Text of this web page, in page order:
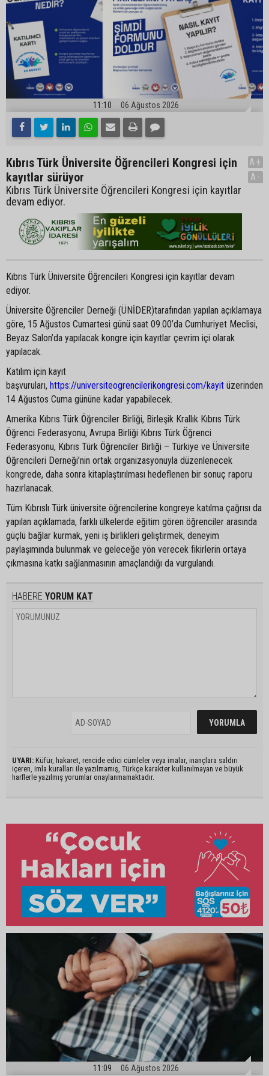
11:10 06 Ağustos 2026
Kıbrıs Türk Üniversite Öğrencileri Kongresi için
kayıtlar sürüyor
Kıbrıs Türk Üniversite Öğrencileri Kongresi için kayıtlar
devam ediyor.
A+
A-
Kıbrıs Türk Üniversite Öğrencileri Kongresi için kayıtlar devam
ediyor.
Üniversite Öğrenciler Derneği (ÜNİDER)tarafından yapılan açıklamaya
göre, 15 Ağustos Cumartesi günü saat 09.00’da Cumhuriyet Meclisi,
Beyaz Salon’da yapılacak kongre için kayıtlar çevrim içi olarak
yapılacak.
Katılım için kayıt
başvuruları, https://universiteogrencilerikongresi.com/kayit üzerinden
14 Ağustos Cuma gününe kadar yapabilecek.
Amerika Kıbrıs Türk Öğrenciler Birliği, Birleşik Krallık Kıbrıs Türk
Öğrenci Federasyonu, Avrupa Birliği Kıbrıs Türk Öğrenci
Federasyonu, Kıbrıs Türk Öğrenciler Birliği – Türkiye ve Üniversite
Öğrencileri Derneği’nin ortak organizasyonuyla düzenlenecek
kongrede, daha sonra kitaplaştırılması hedeflenen bir sonuç raporu
hazırlanacak.
Tüm Kıbrıslı Türk üniversite öğrencilerine kongreye katılma çağrısı da
yapılan açıklamada, farklı ülkelerde eğitim gören öğrenciler arasında
güçlü bağlar kurmak, yeni iş birlikleri geliştirmek, deneyim
paylaşımında bulunmak ve geleceğe yön verecek fikirlerin ortaya
çıkmasına katkı sağlanmasının amaçlandığı da vurgulandı.
HABERE YORUM KAT
UYARI: Küfür, hakaret, rencide edici cümleler veya imalar, inançlara saldırı
içeren, imla kuralları ile yazılmamış, Türkçe karakter kullanılmayan ve büyük
harflerle yazılmış yorumlar onaylanmamaktadır.
11:09 06 Ağustos 2026